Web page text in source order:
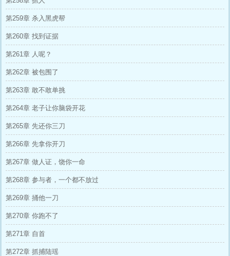
第259章 杀入黑虎帮
第260章 找到证据
第261章 人呢？
第262章 被包围了
第263章 敢不敢单挑
第264章 老子让你脑袋开花
第265章 先还你三刀
第266章 先拿你开刀
第267章 做人证，饶你一命
第268章 参与者，一个都不放过
第269章 捅他一刀
第270章 你跑不了
第271章 自首
第272章 抓捕陆瑶